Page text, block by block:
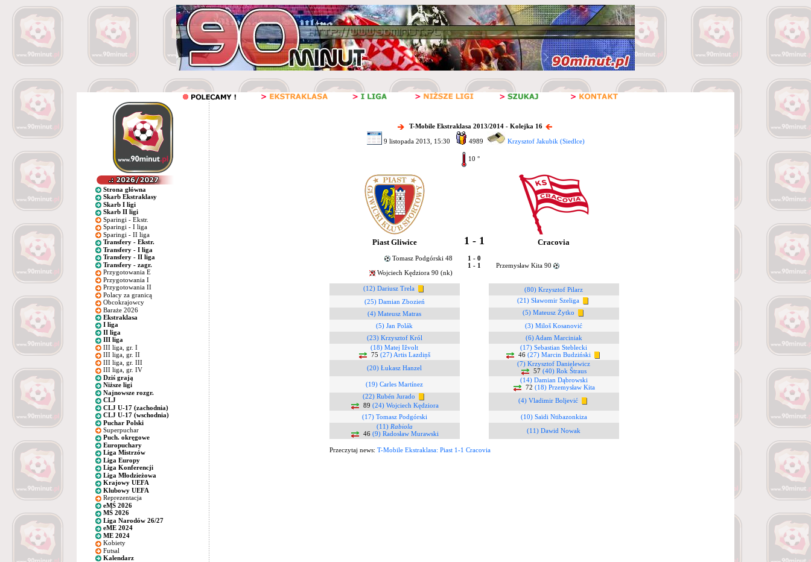
Strona główna
Skarb Ekstraklasy
Skarb I ligi
Skarb II ligi
Sparingi - Ekstr.
Sparingi - I liga
Sparingi - II liga
Transfery - Ekstr.
Transfery - I liga
Transfery - II liga
Transfery - zagr.
Przygotowania E
Przygotowania I
Przygotowania II
Polacy za granicą
Obcokrajowcy
Baraże 2026
Ekstraklasa
I liga
II liga
III liga
III liga, gr. I
III liga, gr. II
III liga, gr. III
III liga, gr. IV
Dziś grają
Niższe ligi
Najnowsze rozgr.
CLJ
CLJ U-17 (zachodnia)
CLJ U-17 (wschodnia)
Puchar Polski
Superpuchar
Puch. okręgowe
Europuchary
Liga Mistrzów
Liga Europy
Liga Konferencji
Liga Młodzieżowa
Krajowy UEFA
Klubowy UEFA
Reprezentacja
eMŚ 2026
MŚ 2026
Liga Narodów 26/27
eME 2024
ME 2024
Kobiety
Futsal
Kalendarz
T-Mobile Ekstraklasa 2013/2014 - Kolejka 16
9 listopada 2013, 15:30 4989 Krzysztof Jakubik (Siedlce)
10 °
Piast Gliwice 1 - 1 Cracovia
Tomasz Podgórski 48
1 - 0
1 - 1
Przemysław Kita 90
Wojciech Kędziora 90 (nk)
(12) Dariusz Trela
(80) Krzysztof Pilarz
(25) Damian Zbozień
(21) Sławomir Szeliga
(4) Mateusz Matras
(5) Mateusz Żytko
(5) Jan Polák
(3) Miloš Kosanović
(23) Krzysztof Król
(6) Adam Marciniak
(18) Matej Ižvolt
75 (27) Artis Lazdiņš
(17) Sebastian Steblecki
46 (27) Marcin Budziński
(20) Łukasz Hanzel
(7) Krzysztof Danielewicz
57 (40) Rok Štraus
(19) Carles Martínez
(14) Damian Dąbrowski
72 (18) Przemysław Kita
(22) Rubén Jurado
89 (24) Wojciech Kędziora
(4) Vladimir Boljević
(17) Tomasz Podgórski
(10) Saïdi Ntibazonkiza
(11) Rabiola
46 (9) Radosław Murawski (11) Dawid Nowak
Przeczytaj news: T-Mobile Ekstraklasa: Piast 1-1 Cracovia